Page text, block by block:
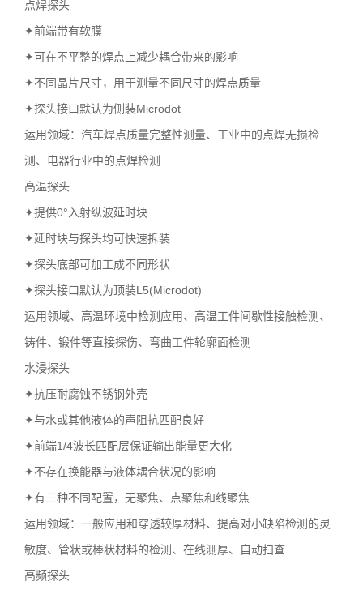
点焊探头
✦前端带有软膜
✦可在不平整的焊点上减少耦合带来的影响
✦不同晶片尺寸，用于测量不同尺寸的焊点质量
✦探头接口默认为侧装Microdot
运用领域：汽车焊点质量完整性测量、工业中的点焊无损检
测、电器行业中的点焊检测
高温探头
✦提供0°入射纵波延时块
✦延时块与探头均可快速拆装
✦探头底部可加工成不同形状
✦探头接口默认为顶装L5(Microdot)
运用领域、高温环境中检测应用、高温工件间歇性接触检测、
铸件、锻件等直接探伤、弯曲工件轮廓面检测
水浸探头
✦抗压耐腐蚀不锈钢外壳
✦与水或其他液体的声阻抗匹配良好
✦前端1/4波长匹配层保证输出能量更大化
✦不存在换能器与液体耦合状况的影响
✦有三种不同配置，无聚焦、点聚焦和线聚焦
运用领域：一般应用和穿透较厚材料、提高对小缺陷检测的灵
敏度、管状或棒状材料的检测、在线测厚、自动扫查
高频探头